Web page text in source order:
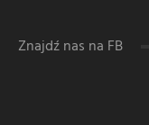
Znajdź nas na FB